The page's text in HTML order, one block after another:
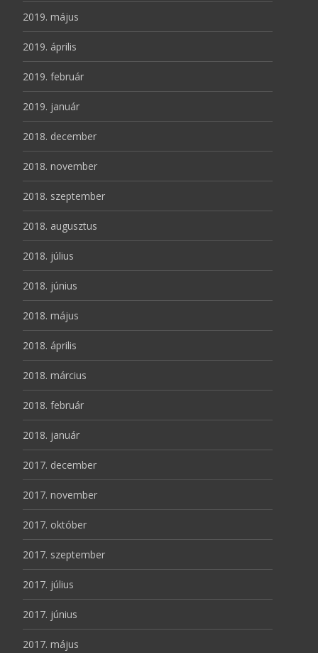
2019. május
2019. április
2019. február
2019. január
2018. december
2018. november
2018. szeptember
2018. augusztus
2018. július
2018. június
2018. május
2018. április
2018. március
2018. február
2018. január
2017. december
2017. november
2017. október
2017. szeptember
2017. július
2017. június
2017. május